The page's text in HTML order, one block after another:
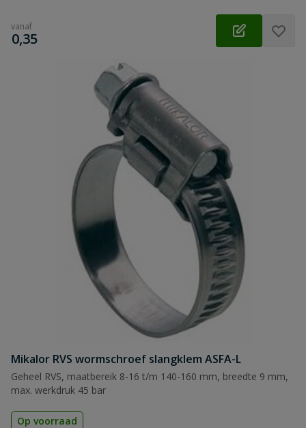
vanaf
€
0,35
Mikalor RVS wormschroef slangklem ASFA-L
Geheel RVS, maatbereik 8-16 t/m 140-160 mm, breedte 9 mm,
max. werkdruk 45 bar
Op voorraad